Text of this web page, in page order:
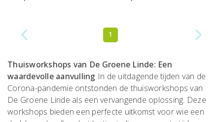
1
Thuisworkshops van De Groene Linde: Een
waardevolle aanvulling In de uitdagende tijden van de
Corona-pandemie ontstonden de thuisworkshops van
De Groene Linde als een vervangende oplossing. Deze
workshops bieden een perfecte uitkomst voor wie een